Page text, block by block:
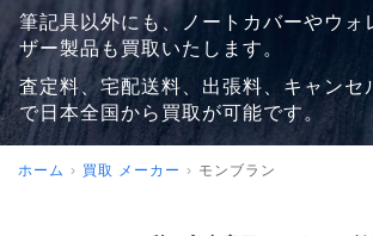
筆記具以外にも、ノートカバーやウォ
ザー製品も買取いたします。
査定料、宅配送料、出張料、キャンセ
で日本全国から買取が可能です。
ホーム 買取 メーカー モンブラン